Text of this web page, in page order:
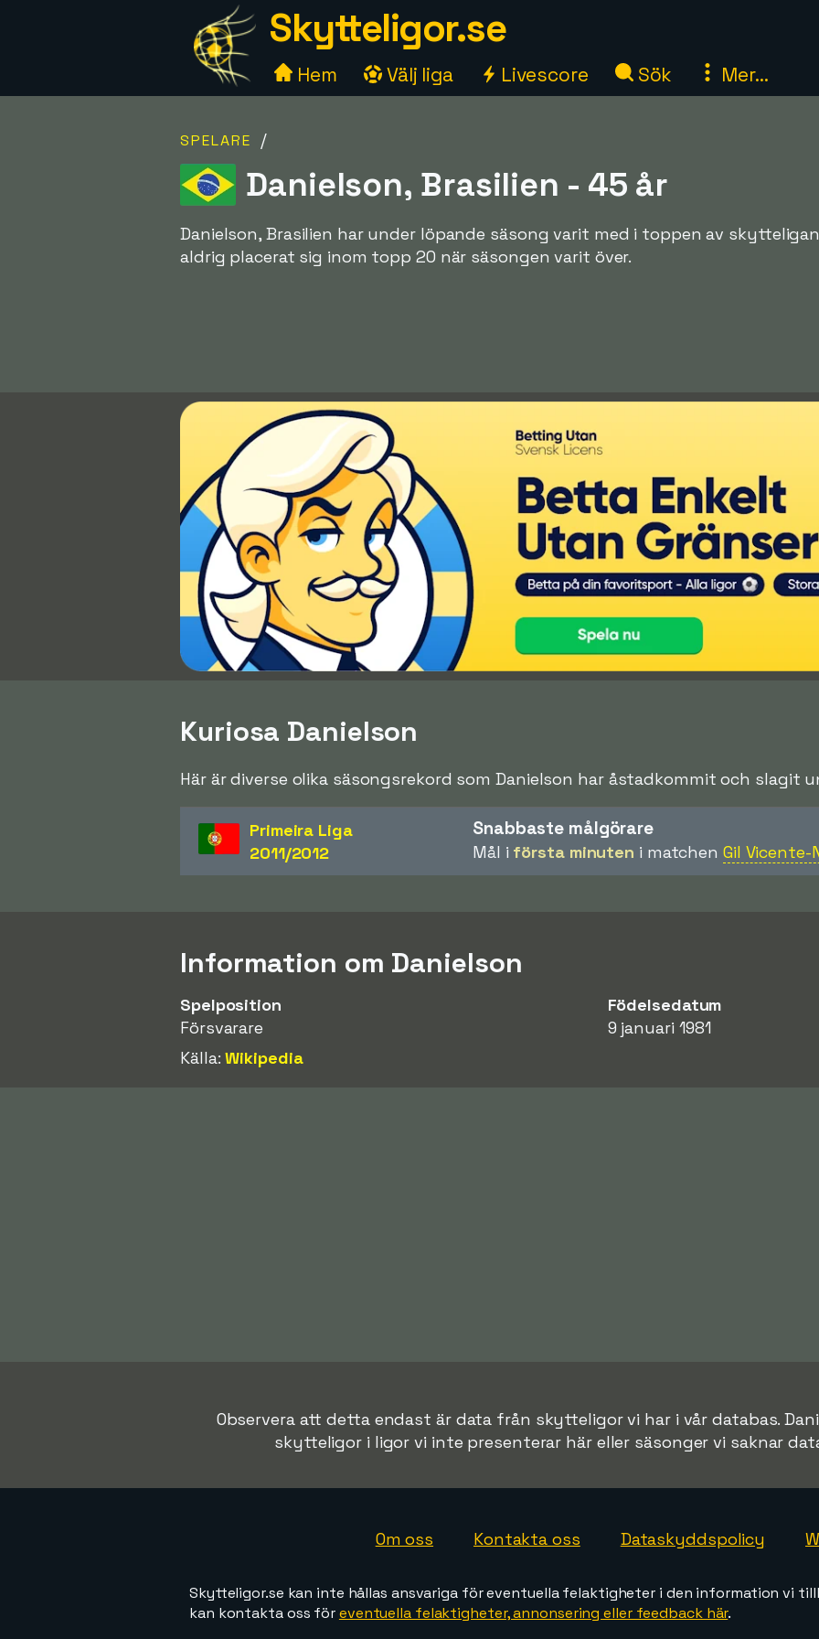
Skytteligor.se
Hem Välj liga Livescore Sök Mer...
SPELARE /
Danielson, Brasilien - 45 år
Danielson, Brasilien har under löpande säsong varit med i toppen av
aldrig placerat sig inom topp 20 när säsongen varit över.
Kuriosa Danielson
Här är diverse olika säsongsrekord som Danielson har åstadkommit och slagit
Primeira Liga
2011/2012
Snabbaste målgörare
Mål i första minuten i matchen Gil Vicente-
Information om Danielson
Spelposition
Försvarare
Födelsedatum
9 januari 1981
Källa:Wikipedia
Observera att detta endast är data från skytteligor vi har i vår databas.
skytteligor i ligor vi inte presenterar här eller säsonger vi saknar
Om oss Kontakta oss Dataskyddspolicy
Skytteligor.se kan inte hållas ansvariga för eventuella felaktigheter i den information vi
kan kontakta oss föreventuella felaktigheter, annonsering eller feedback här.